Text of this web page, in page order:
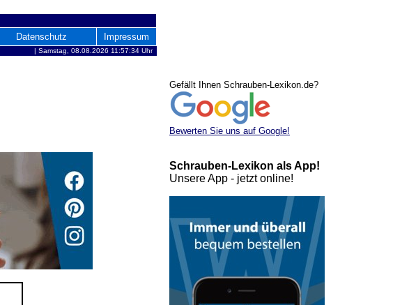
Datenschutz Impressum
| Samstag, 08.08.2026 11:57:34 Uhr
Gefällt Ihnen Schrauben-Lexikon.de?
Bewerten Sie uns auf Google!
Schrauben-Lexikon als App!
Unsere App - jetzt online!